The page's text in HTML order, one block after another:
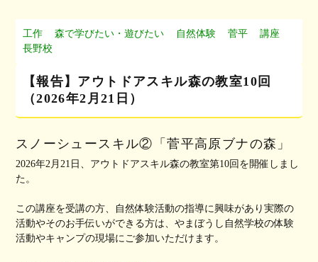
工作 森で学びたい・遊びたい 自然体験 菅平
講座
長野校
【報告】アウトドアスキル森の教室10回
（2026年2月21日）
スノーシュースキル②「菅平高原ブナの森」
2026年2月21日、アウトドアスキル森の教室第10回を開催しまし
た。
この講座を受講の方、自然体験活動の指導に興味があり実際の
活動やそのお手伝いができる方は、やまぼうし自然学校の体験
活動やキャンプの現場にご参加いただけます。